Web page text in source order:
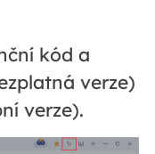
kód a
verze)
verze).